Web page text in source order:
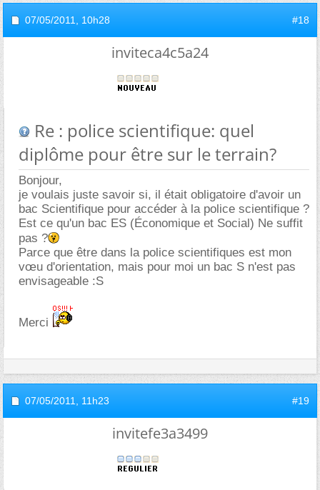
07/05/2011, 10h28 #18
inviteca4c5a24
Re : police scientifique: quel
diplôme pour être sur le terrain?
Bonjour,
je voulais juste savoir si, il était obligatoire d'avoir un
bac Scientifique pour accéder à la police scientifique ?
Est ce qu'un bac ES (Économique et Social) Ne suffit
pas ?
Parce que être dans la police scientifiques est mon
vœu d'orientation, mais pour moi un bac S n'est pas
envisageable :S
Merci
07/05/2011, 11h23 #19
invitefe3a3499